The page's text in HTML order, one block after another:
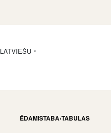
LATVIEŠU
ĒDAMISTABA›TABULAS